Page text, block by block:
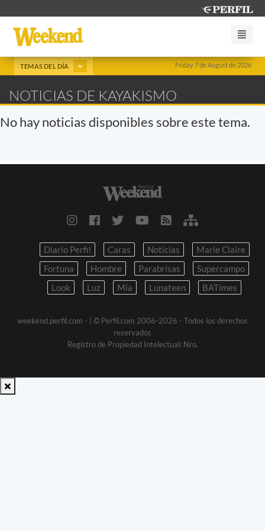
Friday 7 de August de 2026
TEMAS DEL DÍA
NOTICIAS DE KAYAKISMO
No hay noticias disponibles sobre este tema.
Diario Perfil Caras Noticias
Marie Claire
Fortuna
Hombre Parabrisas
Supercampo
Look
Luz Mia Lunateen BATimes
weekend.perfil.com -
| © Perfil.com 2006-2026 - Todos los derechos
reservados
Registro de Propiedad Intelectual: Nro.